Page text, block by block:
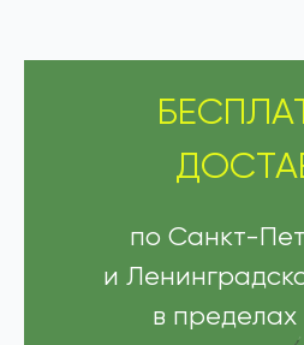
по Санкт-
и
в пределах